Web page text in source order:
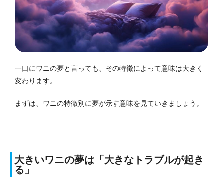
一口にワニの夢と言っても、その特徴によって意味は大きく
変わります。
まずは、ワニの特徴別に夢が示す意味を見ていきましょう。
大きいワニの夢は「大きなトラブルが起き
る」